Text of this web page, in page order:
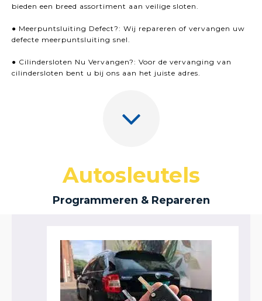
bieden een breed assortiment aan veilige sloten.
● Meerpuntsluiting Defect?: Wij repareren of vervangen uw
defecte meerpuntsluiting snel.
● Cilindersloten Nu Vervangen?: Voor de vervanging van
cilindersloten bent u bij ons aan het juiste adres.
Autosleutels
Programmeren & Repareren